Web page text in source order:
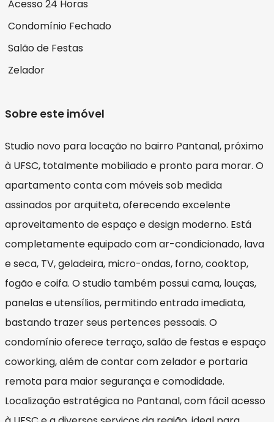
Acesso 24 Horas
Condomínio Fechado
Salão de Festas
Zelador
Sobre este imóvel
Studio novo para locação no bairro Pantanal, próximo
à UFSC, totalmente mobiliado e pronto para morar. O
apartamento conta com móveis sob medida
assinados por arquiteta, oferecendo excelente
aproveitamento de espaço e design moderno. Está
completamente equipado com ar-condicionado, lava
e seca, TV, geladeira, micro-ondas, forno, cooktop,
fogão e coifa. O studio também possui cama, louças,
panelas e utensílios, permitindo entrada imediata,
bastando trazer seus pertences pessoais. O
condomínio oferece terraço, salão de festas e espaço
coworking, além de contar com zelador e portaria
remota para maior segurança e comodidade.
Localização estratégica no Pantanal, com fácil acesso